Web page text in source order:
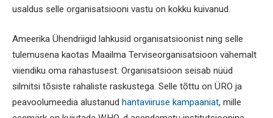
usaldus selle organisatsiooni vastu on kokku kuivanud.
Ameerika Ühendriigid lahkusid organisatsioonist ning selle
tulemusena kaotas Maailma Terviseorganisatsioon vähemalt
viiendiku oma rahastusest. Organisatsioon seisab nüüd
silmitsi tõsiste rahaliste raskustega. Selle tõttu on ÜRO ja
peavoolumeedia alustanud hantaviiruse kampaaniat, mille